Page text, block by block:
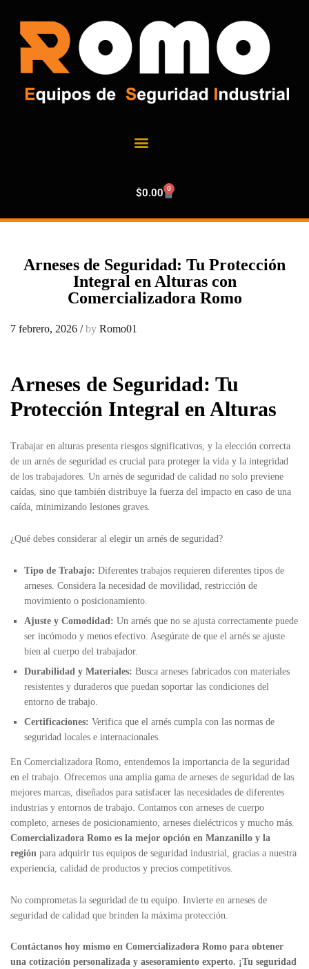
$0.00 0
Arneses de Seguridad: Tu Protección
Integral en Alturas con
Comercializadora Romo
7 febrero, 2026 /by Romo01
Arneses de Seguridad: Tu
Protección Integral en Alturas
Trabajar en alturas presenta riesgos significativos, y la elección correcta
de un arnés de seguridad es crucial para proteger la vida y la integridad
de los trabajadores. Un arnés de seguridad de calidad no solo previene
caídas, sino que también distribuye la fuerza del impacto en caso de una
caída, minimizando lesiones graves.
¿Qué debes considerar al elegir un arnés de seguridad?
Tipo de Trabajo: Diferentes trabajos requieren diferentes tipos de
arneses. Considera la necesidad de movilidad, restricción de
movimiento o posicionamiento.
Ajuste y Comodidad: Un arnés que no se ajusta correctamente puede
ser incómodo y menos efectivo. Asegúrate de que el arnés se ajuste
bien al cuerpo del trabajador.
Durabilidad y Materiales: Busca arneses fabricados con materiales
resistentes y duraderos que puedan soportar las condiciones del
entorno de trabajo.
Certificaciones: Verifica que el arnés cumpla con las normas de
seguridad locales e internacionales.
En Comercializadora Romo, entendemos la importancia de la seguridad
en el trabajo. Ofrecemos una amplia gama de arneses de seguridad de las
mejores marcas, diseñados para satisfacer las necesidades de diferentes
industrias y entornos de trabajo. Contamos con arneses de cuerpo
completo, arneses de posicionamiento, arneses dieléctricos y mucho más.
Comercializadora Romo es la mejor opción en Manzanillo y la
región para adquirir tus equipos de seguridad industrial, gracias a nuestra
experiencia, calidad de productos y precios competitivos.
No comprometas la seguridad de tu equipo. Invierte en arneses de
seguridad de calidad que brinden la máxima protección.
Contáctanos hoy mismo en Comercializadora Romo para obtener
una cotización personalizada y asesoramiento experto. ¡Tu seguridad